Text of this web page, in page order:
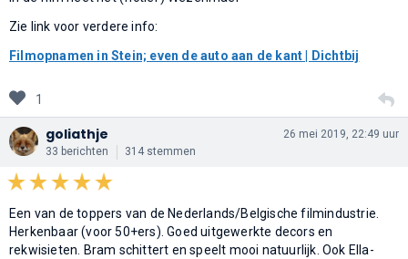
Zie link voor verdere info:
Filmopnamen in Stein; even de auto aan de kant | Dichtbij
1
goliathje
33 berichten 314 stemmen
26 mei 2019, 22:49 uur
Een van de toppers van de Nederlands/Belgische filmindustrie.
Herkenbaar (voor 50+ers). Goed uitgewerkte decors en
rekwisieten. Bram schittert en speelt mooi natuurlijk. Ook Ella-